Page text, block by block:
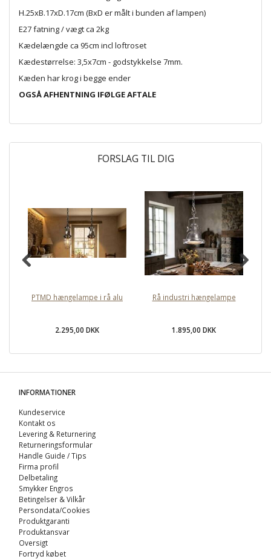
H.25xB.17xD.17cm (BxD er målt i bunden af lampen)
E27 fatning / vægt ca 2kg
Kædelængde ca 95cm incl loftroset
Kædestørrelse: 3,5x7cm - godstykkelse 7mm.
Kæden har krog i begge ender
OGSÅ AFHENTNING IFØLGE AFTALE
FORSLAG TIL DIG
PTMD hængelampe i rå alu
2.295,00 DKK
Rå industri hængelampe
1.895,00 DKK
INFORMATIONER
Kundeservice
Kontakt os
Levering & Returnering
Returneringsformular
Handle Guide / Tips
Firma profil
Delbetaling
Smykker Engros
Betingelser & Vilkår
Persondata/Cookies
Produktgaranti
Produktansvar
Oversigt
Fortryd købet